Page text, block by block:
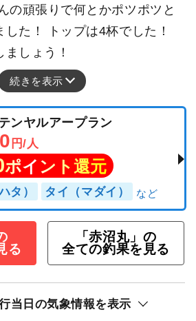
の頑張りで何とかポツポツと
た！ トップは4杯でした！
しょう！
続きを表示
ヤルアープラン
円/人
ポイント還元
タ） タイ（マダイ）
る
「赤沼丸」の
全ての釣果を見る
当日の気象情報を表示